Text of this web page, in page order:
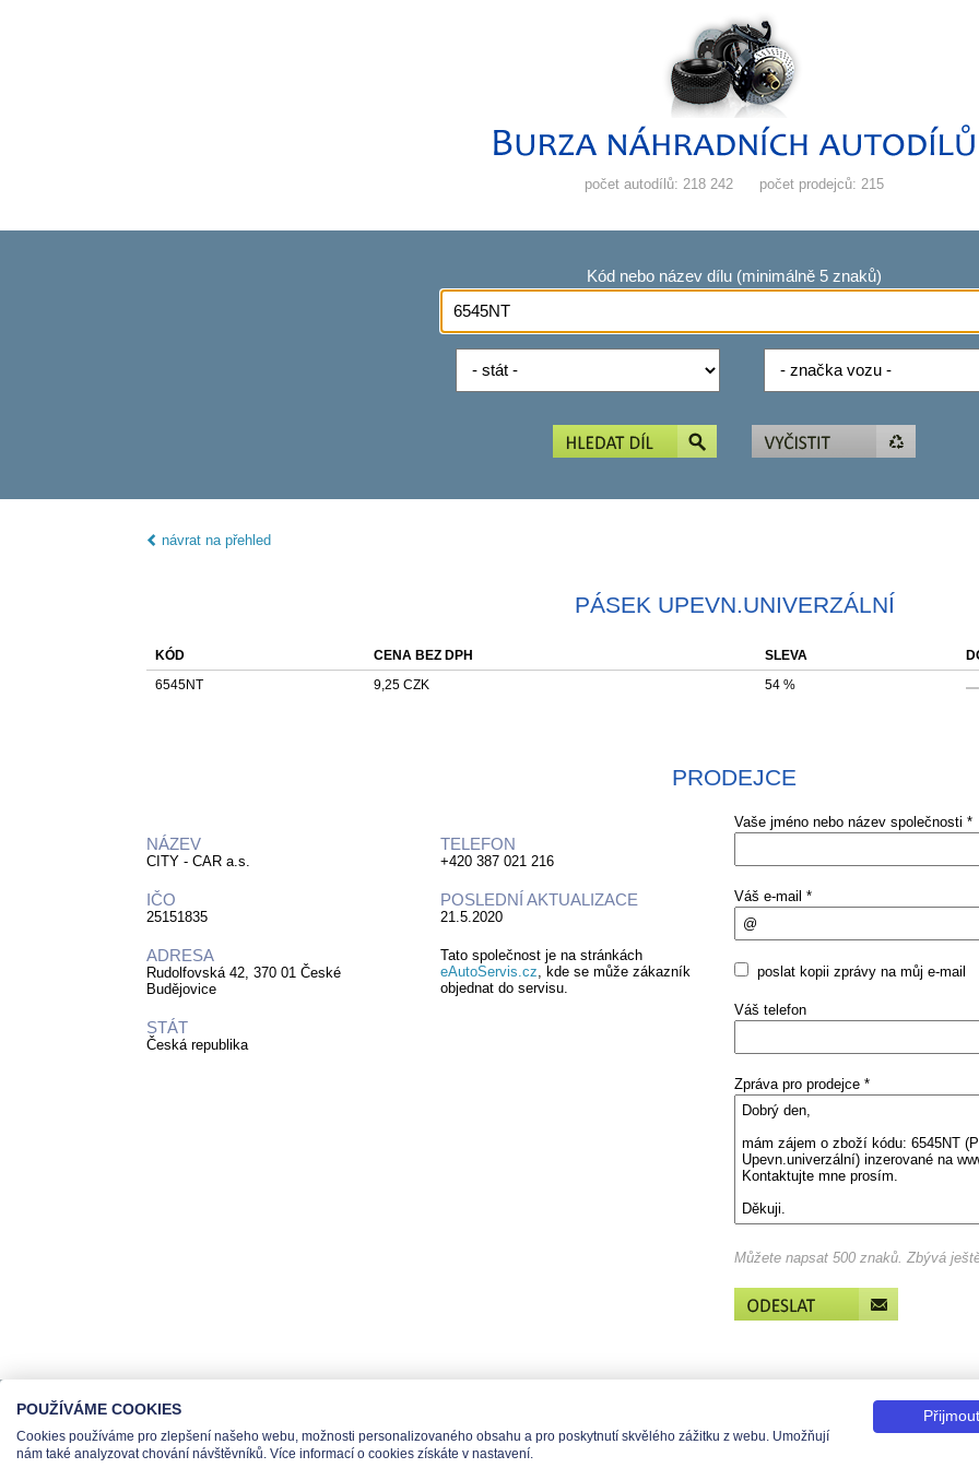
počet autodílů: 218 242 počet prodejců: 215
Kód nebo název dílu (minimálně 5 znaků)
návrat na přehled
PÁSEK UPEVN.UNIVERZÁLNÍ
KÓD CENA BEZ DPH SLEVA
6545NT
9,25 CZK 54 %
PRODEJCE
NÁZEV
CITY - CAR a.s.
IČO
25151835
ADRESA
Rudolfovská 42, 370 01 České
Budějovice
STÁT
Česká republika
TELEFON
+420 387 021 216
POSLEDNÍ AKTUALIZACE
21.5.2020
Tato společnost je na stránkách
eAutoServis.cz, kde se může zákazník
objednat do servisu.
Vaše jméno nebo název společnosti *
Váš e-mail *
poslat kopii zprávy na můj e-mail
Váš telefon
Zpráva pro prodejce *
Můžete napsat 500 znaků. Zbývá
Nastavení
Tel.: +420 491 519 500 | E-mail: helpdesk@teas.cz | Provozovna: tř. T.Bati 299, 763 02
POUŽÍVÁME COOKIES
Cookies používáme pro zlepšení našeho webu, možnosti personalizovaného obsahu a pro poskytnutí skvělého zážitku z webu. Umožňují
nám také analyzovat chování návštěvníků. Více informací o cookies získáte v nastavení.